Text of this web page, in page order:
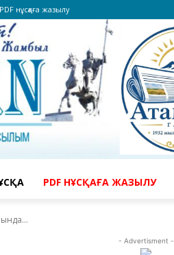
PDF нұсқаға жазылу
PDF НҰСҚАҒА ЖАЗЫЛУ
- Advertisment -